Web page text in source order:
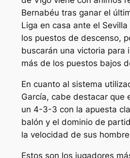
Bernabéu tras ganar el
Liga en casa ante el
los puestos de descenso,
buscarán una victoria para
más de los puestos bajos
En cuanto al sistema
García, cabe destacar que
un 4-3-3 con la apuesta
balón y el dominio de
la velocidad de sus
Estos son los jugadores